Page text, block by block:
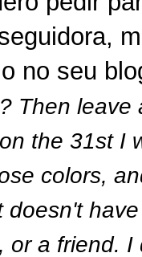
no seu
Then
the 31st I
colors,
doesn't
or a friend.